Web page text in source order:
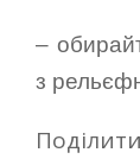
–
з